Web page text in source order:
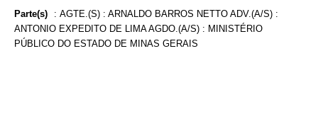
Parte(s) : AGTE.(S) : ARNALDO BARROS NETTO ADV.(A/S) :
ANTONIO EXPEDITO DE LIMA AGDO.(A/S) : MINISTÉRIO
PÚBLICO DO ESTADO DE MINAS GERAIS